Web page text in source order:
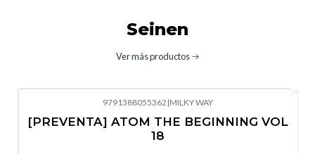
Seinen
Ver más productos
9791388055362 |MILKY WAY
[PREVENTA] ATOM THE BEGINNING VOL
18